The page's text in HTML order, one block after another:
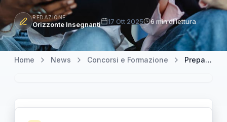
REDAZIONE
Orizzonte Insegnanti 17 Ott 2025 6 min di lettura
Home News Concorsi e Formazione Preparati al meglio per il Concorso PNRR3: tutte le risorse di studio EdiSES essenziali